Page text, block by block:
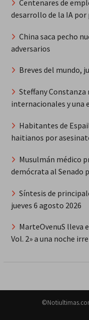
Centenares de
desarrollo de la IA por
China saca pecho
adversarios
Breves del mundo,
Steffany Constanza
internacionales y una
Habitantes de
haitianos por
Musulmán médico
demócrata al Senado
Síntesis de
jueves 6 agosto 2026
MarteOvenuS lleva
Vol. 2» a una noche